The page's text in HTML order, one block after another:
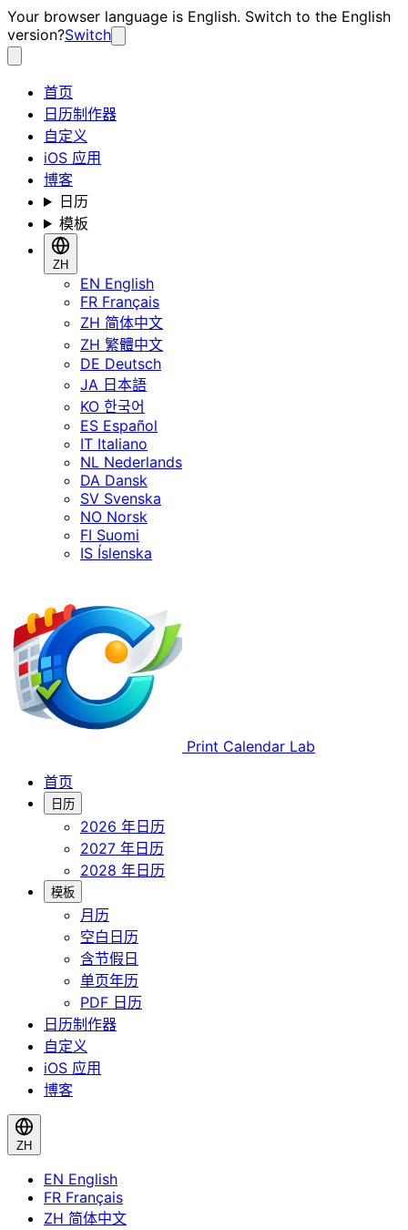
Your browser language is English. Switch to the English
version?Switch
首页
日历制作器
自定义
iOS 应用
博客
日历
模板
ZH
EN English
FR Français
ZH 简体中文
ZH 繁體中文
DE Deutsch
JA 日本語
KO 한국어
ES Español
IT Italiano
NL Nederlands
DA Dansk
SV Svenska
NO Norsk
FI Suomi
IS Íslenska
Print Calendar Lab
首页
日历
2026 年日历
2027 年日历
2028 年日历
模板
月历
空白日历
含节假日
单页年历
PDF 日历
日历制作器
自定义
iOS 应用
博客
ZH
EN English
FR Français
ZH 简体中文